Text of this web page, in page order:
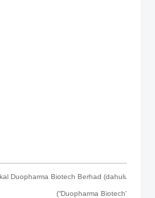
Duopharma Biotech Berhad (dahulunya
(“Duopharma Biotech”)